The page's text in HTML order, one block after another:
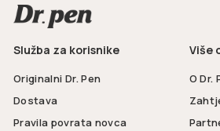
Služba za korisnike
Originalni Dr. Pen
Dostava
Pravila povrata novca
Više
O Dr.